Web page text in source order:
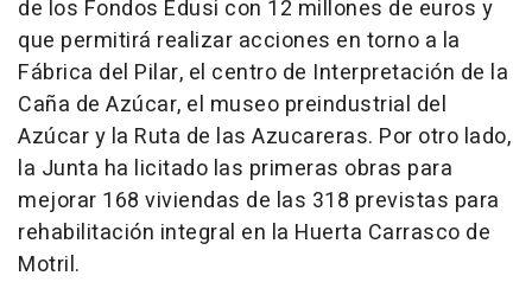
de los Fondos Edusi con 12 millones de euros y
que permitirá realizar acciones en torno a la
Fábrica del Pilar, el centro de Interpretación de la
Caña de Azúcar, el museo preindustrial del
Azúcar y la Ruta de las Azucareras. Por otro lado,
la Junta ha licitado las primeras obras para
mejorar 168 viviendas de las 318 previstas para
rehabilitación integral en la Huerta Carrasco de
Motril.